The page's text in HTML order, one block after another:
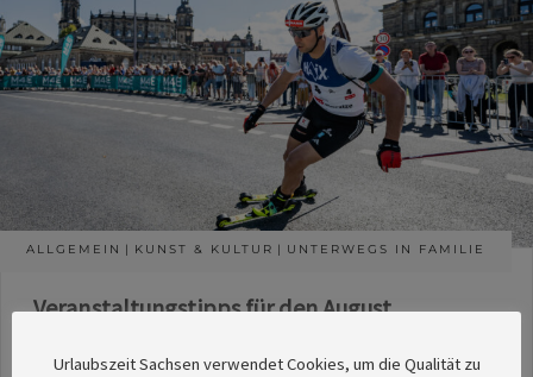
ALLGEMEIN KUNST & KULTUR UNTERWEGS IN FAMILIE
Veranstaltungstipps für den August
Urlaubszeit Sachsen verwendet Cookies, um die Qualität zu